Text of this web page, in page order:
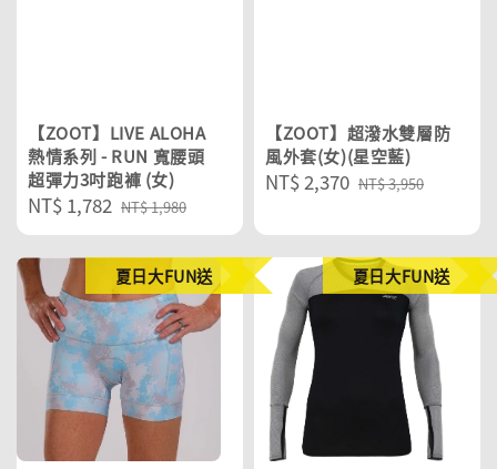
【ZOOT】LIVE ALOHA
熱情系列 - RUN 寬腰頭
超彈力3吋跑褲 (女)
Sale
price
NT$ 1,782 Regular
price
NT$ 1,980
【ZOOT】超潑水雙層防
風外套(女)(星空藍)
Sale
NT$ 2,370 Regular
NT$ 3,950
夏日大FUN送 夏日大FUN送